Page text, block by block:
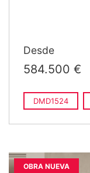
Desde
584.500 €
DMD1524
OBRA NUEVA